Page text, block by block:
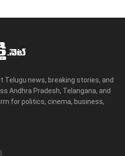
news, breaking stories, and
Andhra Pradesh, Telangana, and
for politics, cinema, business,